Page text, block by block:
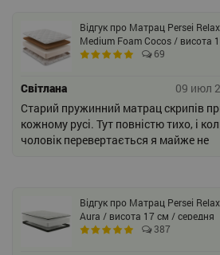
Відгук про Матрац Persei Relax
Medium Foam Cocos / висота
/ 2в1 середня жорсткість +
69
Світлана
09 июл
Старий пружинний матрац скрипів
кожному русі. Тут повністю тихо, і
чоловік перевертається я майже не
Відгук про Матрац Persei Relax
Aura / висота 17 см / середня
жорсткість
387